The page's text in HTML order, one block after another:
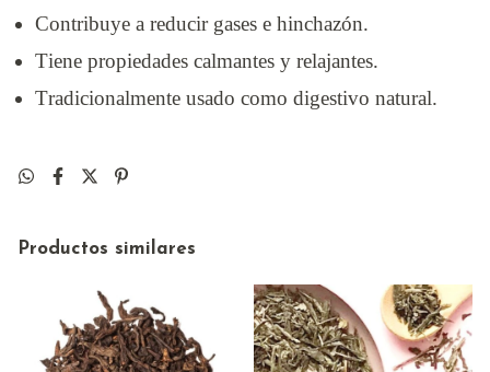
Contribuye a reducir gases e hinchazón.
Tiene propiedades calmantes y relajantes.
Tradicionalmente usado como digestivo natural.
Productos similares